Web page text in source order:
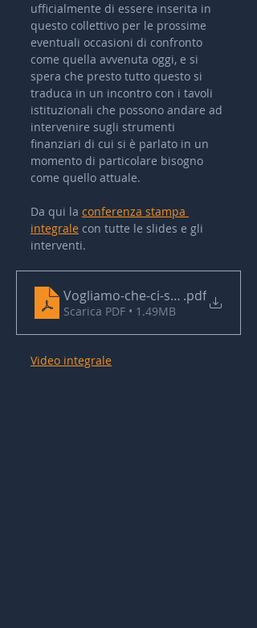
ufficialmente di essere inserita in
questo collettivo per le prossime
eventuali occasioni di confronto
come quella avvenuta oggi, e si
spera che presto tutto questo si
traduca in un incontro con i tavoli
istituzionali che possono andare ad
intervenire sugli strumenti
finanziari di cui si è parlato in un
momento di particolare bisogno
come quello attuale.
Da qui la conferenza stampa
integrale con tutte le slides e gli
interventi.
Vogliamo-che-ci-sia-ancora-un-
.pdf
Scarica PDF • 1.49MB
Video integrale